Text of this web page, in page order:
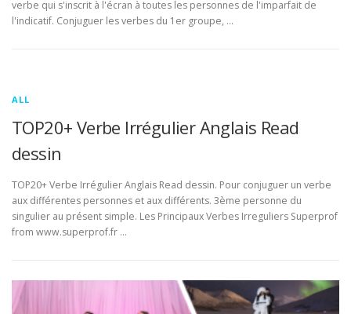
verbe qui s'inscrit à l'écran à toutes les personnes de l'imparfait de
l'indicatif. Conjuguer les verbes du 1er groupe, …
ALL
TOP20+ Verbe Irrégulier Anglais Read
dessin
TOP20+ Verbe Irrégulier Anglais Read dessin. Pour conjuguer un verbe
aux différentes personnes et aux différents. 3ème personne du
singulier au présent simple. Les Principaux Verbes Irreguliers Superprof
from www.superprof.fr …